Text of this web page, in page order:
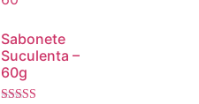
Sabonete
Suculenta –
60g